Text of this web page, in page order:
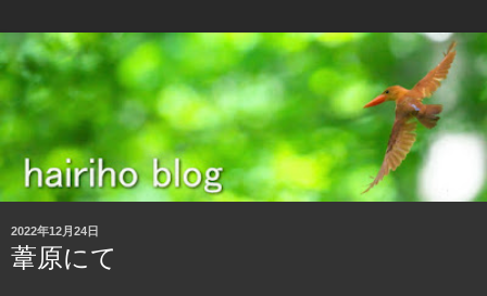
2022年12月24日
葦原にて